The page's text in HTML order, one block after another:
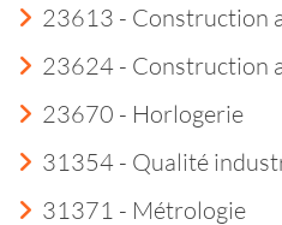
23613 - Construction
23624 - Construction
23670 - Horlogerie
31354 - Qualité
31371 - Métrologie